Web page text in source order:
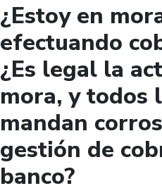
¿Estoy en
efectuando
¿Es legal la
mora, y todos
mandan
gestión de
banco?